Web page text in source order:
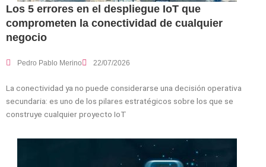
Los 5 errores en el despliegue IoT que
comprometen la conectividad de cualquier
negocio
Pedro Pablo Merino 22/07/2026
La conectividad ya no puede considerarse una decisión operativa
secundaria: es uno de los pilares estratégicos sobre los que se
construye cualquier proyecto IoT